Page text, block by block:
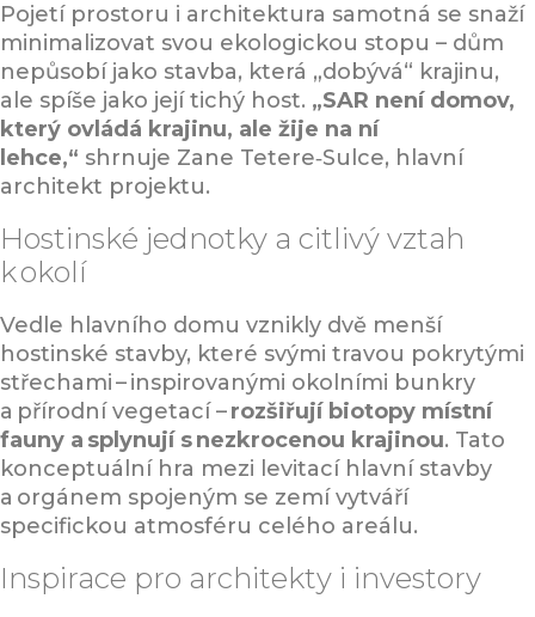
Pojetí prostoru i architektura samotná se snaží
minimalizovat svou ekologickou stopu – dům
nepůsobí jako stavba, která „dobývá“ krajinu,
ale spíše jako její tichý host. „SAR není domov,
který ovládá krajinu, ale žije na ní
lehce,“ shrnuje Zane Tetere‑Sulce, hlavní
architekt projektu.
Hostinské jednotky a citlivý vztah
k okolí
Vedle hlavního domu vznikly dvě menší
hostinské stavby, které svými travou pokrytými
střechami – inspirovanými okolními bunkry
a přírodní vegetací –rozšiřují biotopy místní
fauny a splynují s nezkrocenou krajinou. Tato
konceptuální hra mezi levitací hlavní stavby
a orgánem spojeným se zemí vytváří
specifickou atmosféru celého areálu.
Inspirace pro architekty i investory